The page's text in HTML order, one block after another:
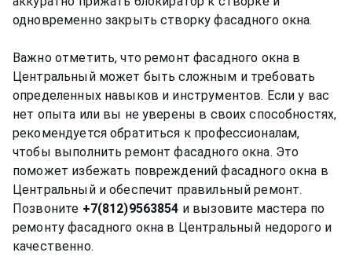
одновременно закрыть створку фасадного окна.
Важно отметить, что ремонт фасадного окна в
Центральный может быть сложным и требовать
определенных навыков и инструментов. Если у вас
нет опыта или вы не уверены в своих способностях,
рекомендуется обратиться к профессионалам,
чтобы выполнить ремонт фасадного окна. Это
поможет избежать повреждений фасадного окна в
Центральный и обеспечит правильный ремонт.
Позвоните +7(812)9563854 и вызовите мастера по
ремонту фасадного окна в Центральный недорого и